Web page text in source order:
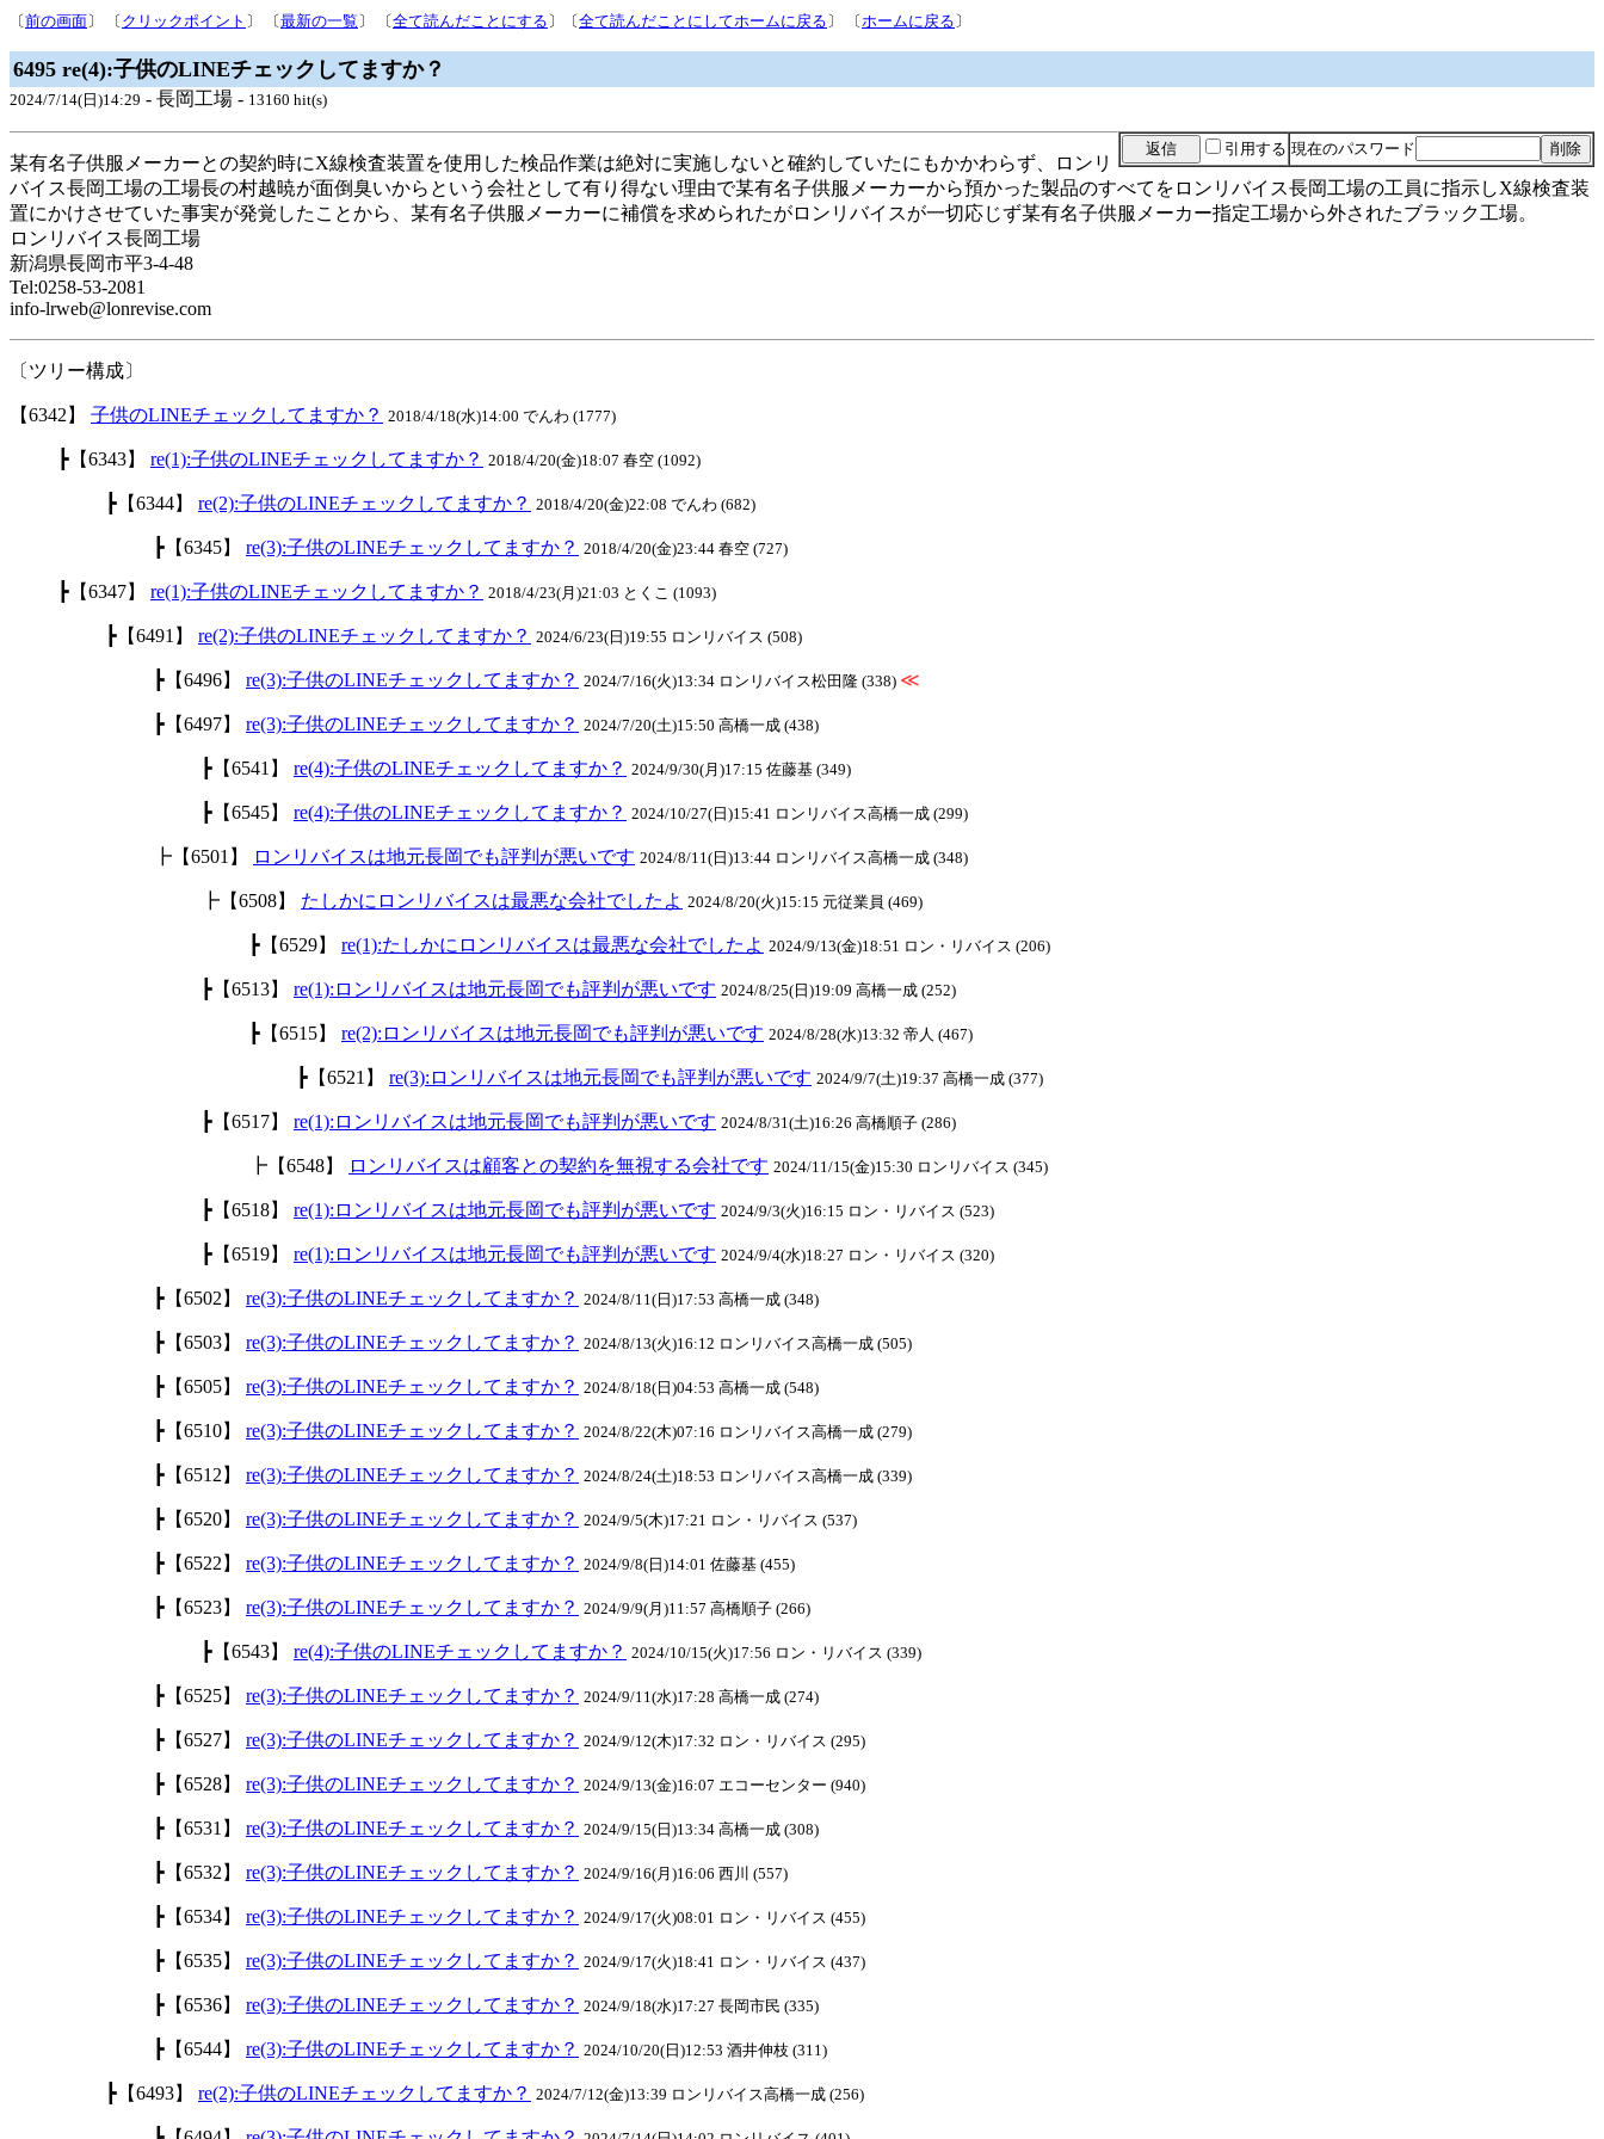
〔前の画面〕 〔 クリックポイント 〕 〔最新の一覧 〕 〔全て読んだことにする 〕〔全て読んだことにしてホームに戻る 〕 〔ホームに戻る 〕
6495 re(4):子供のLINEチェックしてますか？
2024/7/14(日)14:29 - 長岡工場 - 13160 hit(s)
引用する 現在のパスワード
某有名子供服メーカーとの契約時にX線検査装置を使用した検品作業は絶対に実施しないと確約していたにもかかわらず、ロンリ
バイス長岡工場の工場長の村越暁が面倒臭いからという会社として有り得ない理由で某有名子供服メーカーから預かった製品のすべてをロンリバイス長岡工場の工員に指示しX線検査装
置にかけさせていた事実が発覚したことから、某有名子供服メーカーに補償を求められたがロンリバイスが一切応じず某有名子供服メーカー指定工場から外されたブラック工場。
ロンリバイス長岡工場
新潟県長岡市平3-4-48
Tel:0258-53-2081
info-lrweb@lonrevise.com
〔ツリー構成〕
【6342】 子供のLINEチェックしてますか？ 2018/4/18(水)14:00 でんわ (1777)
┣【6343】 re(1):子供のLINEチェックしてますか？ 2018/4/20(金)18:07 春空 (1092)
┣【6344】 re(2):子供のLINEチェックしてますか？ 2018/4/20(金)22:08 でんわ (682)
┣【6345】 re(3):子供のLINEチェックしてますか？ 2018/4/20(金)23:44 春空 (727)
┣【6347】 re(1):子供のLINEチェックしてますか？ 2018/4/23(月)21:03 とくこ (1093)
┣【6491】 re(2):子供のLINEチェックしてますか？ 2024/6/23(日)19:55 ロンリバイス (508)
┣【6496】 re(3):子供のLINEチェックしてますか？ 2024/7/16(火)13:34 ロンリバイス松田隆 (338) ≪
┣【6497】 re(3):子供のLINEチェックしてますか？ 2024/7/20(土)15:50 高橋一成 (438)
┣【6541】 re(4):子供のLINEチェックしてますか？ 2024/9/30(月)17:15 佐藤基 (349)
┣【6545】 re(4):子供のLINEチェックしてますか？ 2024/10/27(日)15:41 ロンリバイス高橋一成 (299)
┣【6501】 ロンリバイスは地元長岡でも評判が悪いです 2024/8/11(日)13:44 ロンリバイス高橋一成 (348)
┣【6508】 たしかにロンリバイスは最悪な会社でしたよ 2024/8/20(火)15:15 元従業員 (469)
┣【6529】 re(1):たしかにロンリバイスは最悪な会社でしたよ 2024/9/13(金)18:51 ロン・リバイス (206)
┣【6513】 re(1):ロンリバイスは地元長岡でも評判が悪いです 2024/8/25(日)19:09 高橋一成 (252)
┣【6515】 re(2):ロンリバイスは地元長岡でも評判が悪いです 2024/8/28(水)13:32 帝人 (467)
┣【6521】 re(3):ロンリバイスは地元長岡でも評判が悪いです 2024/9/7(土)19:37 高橋一成 (377)
┣【6517】 re(1):ロンリバイスは地元長岡でも評判が悪いです 2024/8/31(土)16:26 高橋順子 (286)
┣【6548】 ロンリバイスは顧客との契約を無視する会社です 2024/11/15(金)15:30 ロンリバイス (345)
┣【6518】 re(1):ロンリバイスは地元長岡でも評判が悪いです 2024/9/3(火)16:15 ロン・リバイス (523)
┣【6519】 re(1):ロンリバイスは地元長岡でも評判が悪いです 2024/9/4(水)18:27 ロン・リバイス (320)
┣【6502】 re(3):子供のLINEチェックしてますか？ 2024/8/11(日)17:53 高橋一成 (348)
┣【6503】 re(3):子供のLINEチェックしてますか？ 2024/8/13(火)16:12 ロンリバイス高橋一成 (505)
┣【6505】 re(3):子供のLINEチェックしてますか？ 2024/8/18(日)04:53 高橋一成 (548)
┣【6510】 re(3):子供のLINEチェックしてますか？ 2024/8/22(木)07:16 ロンリバイス高橋一成 (279)
┣【6512】 re(3):子供のLINEチェックしてますか？ 2024/8/24(土)18:53 ロンリバイス高橋一成 (339)
┣【6520】 re(3):子供のLINEチェックしてますか？ 2024/9/5(木)17:21 ロン・リバイス (537)
┣【6522】 re(3):子供のLINEチェックしてますか？ 2024/9/8(日)14:01 佐藤基 (455)
┣【6523】 re(3):子供のLINEチェックしてますか？ 2024/9/9(月)11:57 高橋順子 (266)
┣【6543】 re(4):子供のLINEチェックしてますか？ 2024/10/15(火)17:56 ロン・リバイス (339)
┣【6525】 re(3):子供のLINEチェックしてますか？ 2024/9/11(水)17:28 高橋一成 (274)
┣【6527】 re(3):子供のLINEチェックしてますか？ 2024/9/12(木)17:32 ロン・リバイス (295)
┣【6528】 re(3):子供のLINEチェックしてますか？ 2024/9/13(金)16:07 エコーセンター (940)
┣【6531】 re(3):子供のLINEチェックしてますか？ 2024/9/15(日)13:34 高橋一成 (308)
┣【6532】 re(3):子供のLINEチェックしてますか？ 2024/9/16(月)16:06 西川 (557)
┣【6534】 re(3):子供のLINEチェックしてますか？ 2024/9/17(火)08:01 ロン・リバイス (455)
┣【6535】 re(3):子供のLINEチェックしてますか？ 2024/9/17(火)18:41 ロン・リバイス (437)
┣【6536】 re(3):子供のLINEチェックしてますか？ 2024/9/18(水)17:27 長岡市民 (335)
┣【6544】 re(3):子供のLINEチェックしてますか？ 2024/10/20(日)12:53 酒井伸枝 (311)
┣【6493】 re(2):子供のLINEチェックしてますか？ 2024/7/12(金)13:39 ロンリバイス高橋一成 (256)